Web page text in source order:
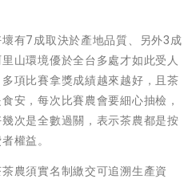
有7成取決於產地品質、另外3成
山環境優於全台多處才如此受人
項比賽拿獎成績越來越好，且茶
安，每次比賽農會要細心抽檢，
次是全數過關，表示茶農都是按
權益。
農須實名制繳交可追溯生產資